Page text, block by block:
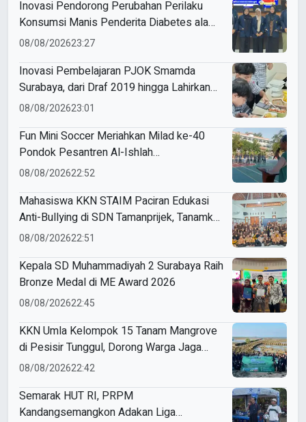
Inovasi Pendorong Perubahan Perilaku
Konsumsi Manis Penderita Diabetes ala
Mahasiswa Unesa
08/08/202623:27
Inovasi Pembelajaran PJOK Smamda
Surabaya, dari Draf 2019 hingga Lahirkan
Modul Gizi Digital
08/08/202623:01
Fun Mini Soccer Meriahkan Milad ke-40
Pondok Pesantren Al-Ishlah
Sendangagung
08/08/202622:52
Mahasiswa KKN STAIM Paciran Edukasi
Anti-Bullying di SDN Tamanprijek, Tanamkan
Empati Sejak Dini
08/08/202622:51
Kepala SD Muhammadiyah 2 Surabaya Raih
Bronze Medal di ME Award 2026
08/08/202622:45
KKN Umla Kelompok 15 Tanam Mangrove
di Pesisir Tunggul, Dorong Warga Jaga
Lingkungan
08/08/202622:42
Semarak HUT RI, PRPM
Kandangsemangkon Adakan Liga